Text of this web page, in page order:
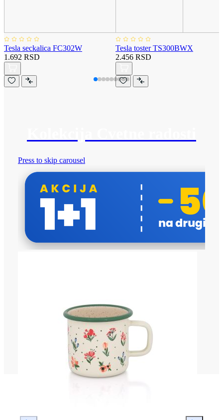
Tesla seckalica FC302W
1.692 RSD
Tesla toster TS300BWX
2.456 RSD
Press to skip carousel